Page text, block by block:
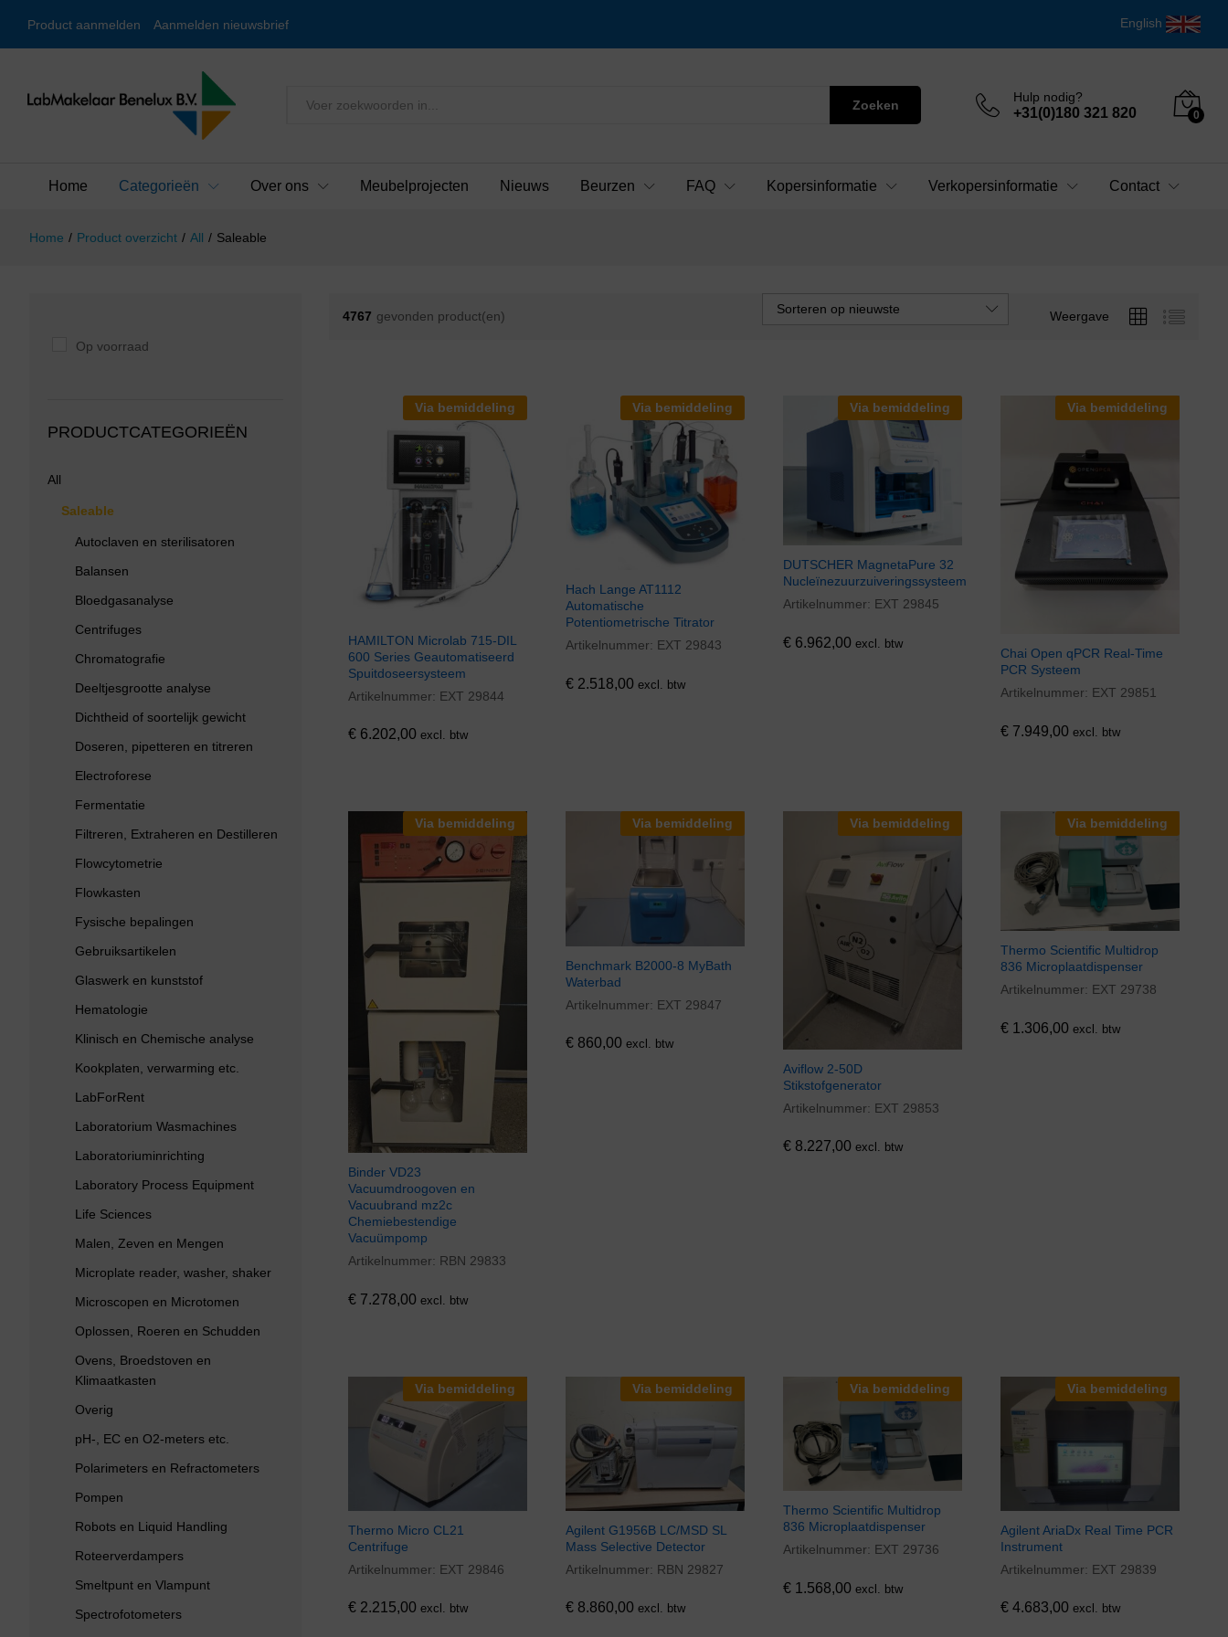
Product aanmelden Aanmelden nieuwsbrief English
Alles Zoeken
Hulp nodig?
+31(0)180 321 820 0
Home Categorieën Over ons Meubelprojecten Nieuws Beurzen FAQ Kopersinformatie Verkopersinformatie Contact
Home / Product overzicht / All / Saleable
4767 gevonden product(en) Weergave
Sorteren op nieuwste
Via bemiddeling
HAMILTON Microlab 715-DIL
600 Series Geautomatiseerd
Spuitdoseersysteem
Artikelnummer: EXT 29844
€6.202,00 excl. btw
€6.202,00
Via bemiddeling
Hach Lange AT1112
Automatische
Potentiometrische Titrator
Artikelnummer: EXT 29843
€2.518,00 excl. btw
€2.518,00
Via bemiddeling
DUTSCHER MagnetaPure 32
Nucleïnezuurzuiveringssysteem
Artikelnummer: EXT 29845
€6.962,00 excl. btw
€6.962,00
Via bemiddeling
Chai Open qPCR Real-Time
PCR Systeem
Artikelnummer: EXT 29851
€7.949,00 excl. btw
€7.949,00
Via bemiddeling
Binder VD23
Vacuumdroogoven en
Vacuubrand mz2c
Chemiebestendige
Vacuümpomp
Artikelnummer: RBN 29833
€7.278,00 excl. btw
€7.278,00
Via bemiddeling
Benchmark B2000-8 MyBath
Waterbad
Artikelnummer: EXT 29847
€860,00 excl. btw
€860,00
Via bemiddeling
Aviflow 2-50D
Stikstofgenerator
Artikelnummer: EXT 29853
€8.227,00 excl. btw
€8.227,00
Via bemiddeling
Thermo Scientific Multidrop
836 Microplaatdispenser
Artikelnummer: EXT 29738
€1.306,00 excl. btw
€1.306,00
Via bemiddeling
Thermo Micro CL21
Centrifuge
Artikelnummer: EXT 29846
€2.215,00 excl. btw
€2.215,00
Via bemiddeling
Agilent G1956B LC/MSD SL
Mass Selective Detector
Artikelnummer: RBN 29827
€8.860,00 excl. btw
€8.860,00
Via bemiddeling
Thermo Scientific Multidrop
836 Microplaatdispenser
Artikelnummer: EXT 29736
€1.568,00 excl. btw
€1.568,00
Via bemiddeling
Agilent AriaDx Real Time PCR
Instrument
Artikelnummer: EXT 29839
€4.683,00 excl. btw
€4.683,00
Op voorraad
PRODUCTCATEGORIEËN
All
Saleable
Autoclaven en sterilisatoren
Balansen
Bloedgasanalyse
Centrifuges
Chromatografie
Deeltjesgrootte analyse
Dichtheid of soortelijk gewicht
Doseren, pipetteren en titreren
Electroforese
Fermentatie
Filtreren, Extraheren en Destilleren
Flowcytometrie
Flowkasten
Fysische bepalingen
Gebruiksartikelen
Glaswerk en kunststof
Hematologie
Klinisch en Chemische analyse
Kookplaten, verwarming etc.
LabForRent
Laboratorium Wasmachines
Laboratoriuminrichting
Laboratory Process Equipment
Life Sciences
Malen, Zeven en Mengen
Microplate reader, washer, shaker
Microscopen en Microtomen
Oplossen, Roeren en Schudden
Ovens, Broedstoven en
Klimaatkasten
Overig
pH-, EC en O2-meters etc.
Polarimeters en Refractometers
Pompen
Robots en Liquid Handling
Roteerverdampers
Smeltpunt en Vlampunt
Spectrofotometers